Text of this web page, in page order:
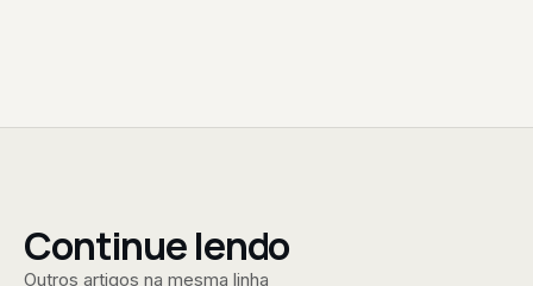
Continue lendo
Outros artigos na mesma linha